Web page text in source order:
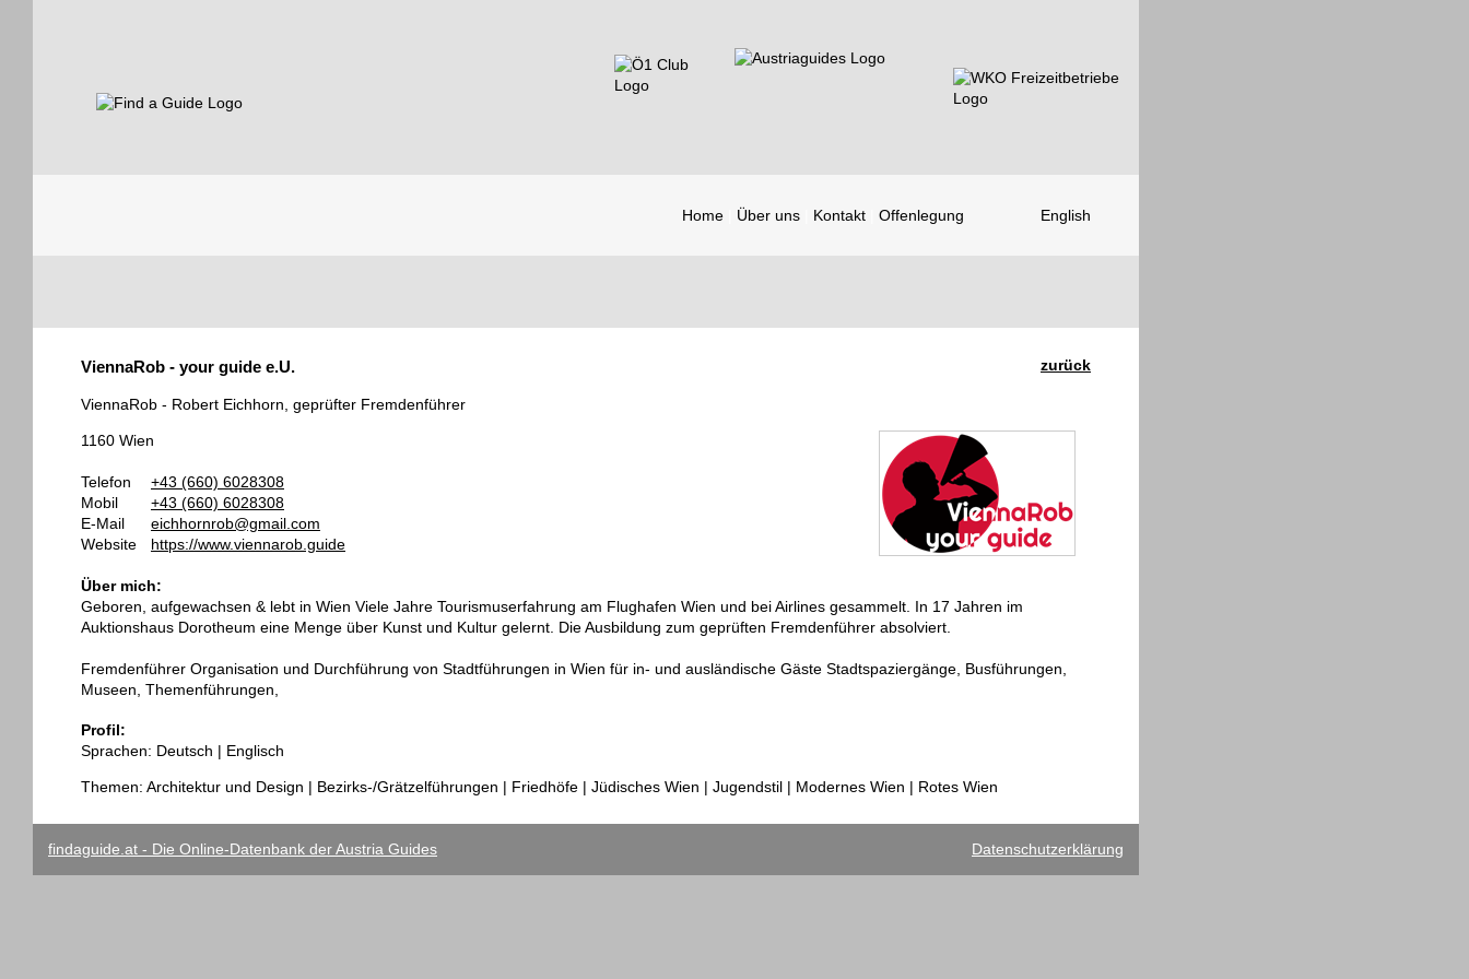
Home Über uns Kontakt Offenlegung English
Guides
zurück
ViennaRob - your guide e.U.
ViennaRob - Robert Eichhorn, geprüfter Fremdenführer
1160 Wien
Telefon
+43 (660) 6028308
Mobil
+43 (660) 6028308
E-Mail
eichhornrob@gmail.com
Website
https://www.viennarob.guide
Über mich:
Geboren, aufgewachsen & lebt in Wien Viele Jahre Tourismuserfahrung am Flughafen Wien und bei Airlines gesammelt. In 17 Jahren im
Auktionshaus Dorotheum eine Menge über Kunst und Kultur gelernt. Die Ausbildung zum geprüften Fremdenführer absolviert.
Fremdenführer Organisation und Durchführung von Stadtführungen in Wien für in- und ausländische Gäste Stadtspaziergänge, Busführungen,
Museen, Themenführungen,
Profil:
Sprachen: Deutsch | Englisch
Themen: Architektur und Design | Bezirks-/Grätzelführungen | Friedhöfe | Jüdisches Wien | Jugendstil | Modernes Wien | Rotes Wien
findaguide.at - Die Online-Datenbank der Austria Guides Datenschutzerklärung